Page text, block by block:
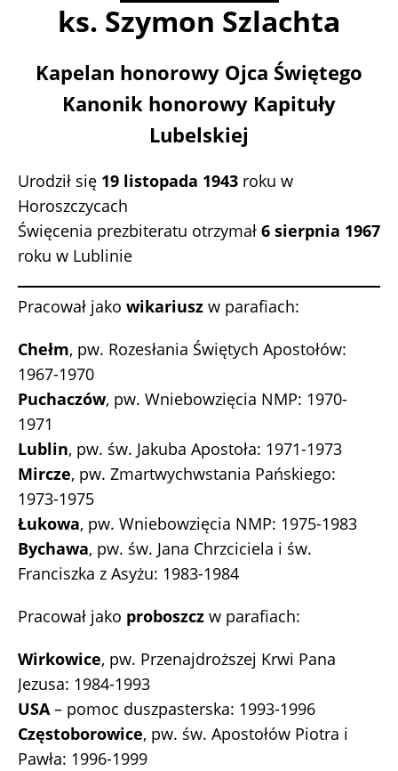
ks. Szymon Szlachta
Kapelan honorowy Ojca Świętego
Kanonik honorowy Kapituły
Lubelskiej
Urodził się 19 listopada 1943 roku w
Horoszczycach
Święcenia prezbiteratu otrzymał 6 sierpnia 1967
roku w Lublinie
Pracował jako wikariusz w parafiach:
Chełm, pw. Rozesłania Świętych Apostołów:
1967-1970
Puchaczów, pw. Wniebowzięcia NMP: 1970-
1971
Lublin, pw. św. Jakuba Apostoła: 1971-1973
Mircze, pw. Zmartwychwstania Pańskiego:
1973-1975
Łukowa, pw. Wniebowzięcia NMP: 1975-1983
Bychawa, pw. św. Jana Chrzciciela i św.
Franciszka z Asyżu: 1983-1984
Pracował jako proboszcz w parafiach:
Wirkowice, pw. Przenajdroższej Krwi Pana
Jezusa: 1984-1993
USA– pomoc duszpasterska: 1993-1996
Częstoborowice, pw. św. Apostołów Piotra i
Pawła: 1996-1999